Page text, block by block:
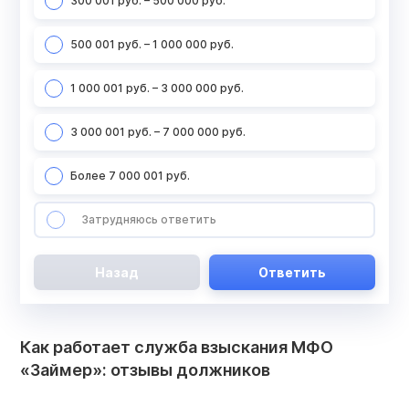
500 001 руб. – 1 000 000 руб.
1 000 001 руб. – 3 000 000 руб.
3 000 001 руб. – 7 000 000 руб.
Более 7 000 001 руб.
Затрудняюсь ответить
Назад Ответить
Как работает служба взыскания МФО
«Займер»: отзывы должников